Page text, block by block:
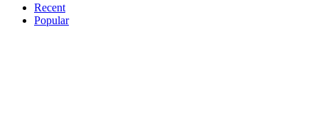
Recent
Popular